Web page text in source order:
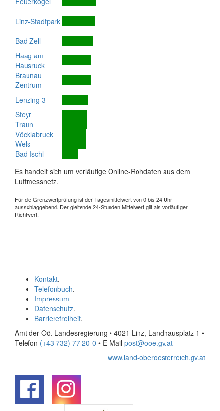
Linz-Stadtpark
Bad Zell
Haag am
Hausruck
Braunau
Zentrum
Lenzing 3
Steyr
Traun
Vöcklabruck
Wels
Bad Ischl
Es handelt sich um vorläufige Online-Rohdaten aus dem
Luftmessnetz.
Für die Grenzwertprüfung ist der Tagesmittelwert von 0 bis 24 Uhr
ausschlaggebend. Der gleitende 24-Stunden Mittelwert gilt als vorläufiger
Richtwert.
Kontakt.
Telefonbuch.
Impressum.
Datenschutz.
Barrierefreiheit.
Amt der Oö. Landesregierung • 4021 Linz, Landhausplatz 1 •
Telefon (+43 732) 77 20-0 • E-Mail post@ooe.gv.at
www.land-oberoesterreich.gv.at